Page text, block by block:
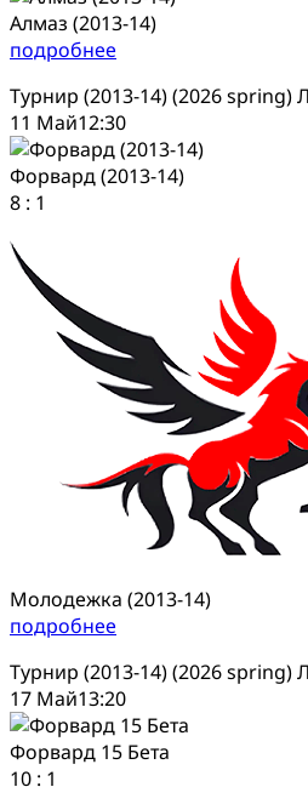
Алмаз (2013-14)
подробнее
Турнир (2013-14) (2026 spring)
11 Май12:30
Форвард (2013-14)
8 : 1
Молодежка (2013-14)
подробнее
Турнир (2013-14) (2026 spring)
17 Май13:20
Форвард 15 Бета
10 : 1